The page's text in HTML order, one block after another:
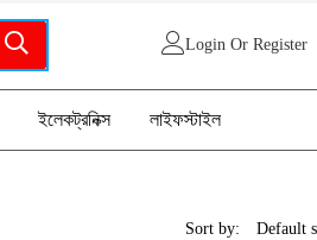
Login Or Register
ইলেকট্রনিক্স লাইফস্টাইল
Sort by: